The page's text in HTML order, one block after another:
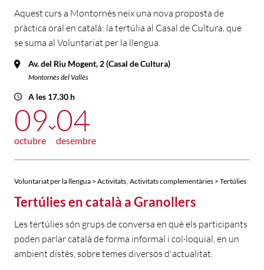
Aquest curs a Montornès neix una nova proposta de
pràctica oral en català: la tertúlia al Casal de Cultura, que
se suma al Voluntariat per la llengua.
Av. del Riu Mogent, 2 (Casal de Cultura)
Montornès del Vallès
A les 17.30 h
09
octubre
04
desembre
Voluntariat per la llengua > Activitats Activitats complementàries > Tertúlies
Tertúlies en català a Granollers
Les tertúlies són grups de conversa en què els participants
poden parlar català de forma informal i col·loquial, en un
ambient distès, sobre temes diversos d'actualitat.